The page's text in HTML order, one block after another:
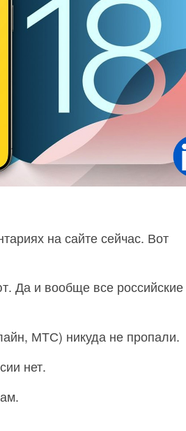
на сайте сейчас. Вот
Да и вообще все российские
МТС) никуда не пропали.
нет.